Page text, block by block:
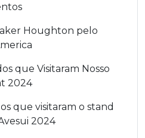
Houghton pelo
que Visitaram Nosso
2024
que visitaram o stand
2024